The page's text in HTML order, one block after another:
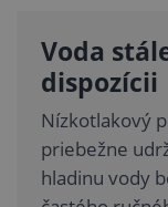
Voda
dispozícii
Nízkotlakový
priebežne
hladinu vody